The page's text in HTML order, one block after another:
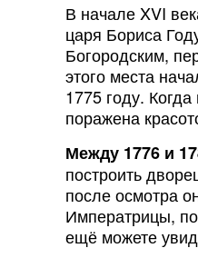
В начале XVI
царя Бориса
Богородским,
этого места
1775 году.
поражена
Между 1776 и
построить
после осмотра
Императрицы,
ещё можете